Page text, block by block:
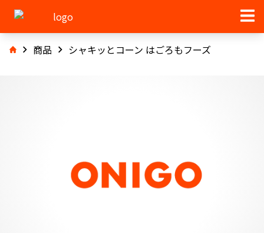
商品 シャキッとコーン はごろもフーズ